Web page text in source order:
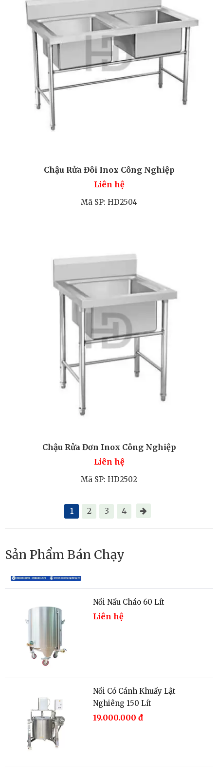
Chậu Rửa Đôi Inox Công Nghiệp
Liên hệ
Mã SP: HD2504
Chậu Rửa Đơn Inox Công Nghiệp
Liên hệ
Mã SP: HD2502
1 2 3 4
Sản Phẩm Bán Chạy
23.000.000 đ
Nồi Nấu Cháo 60 Lít
Liên hệ
Nồi Có Cánh Khuấy Lật
Nghiêng 150 Lít
19.000.000đ
Máy Trộn Thực Phẩm Nằm